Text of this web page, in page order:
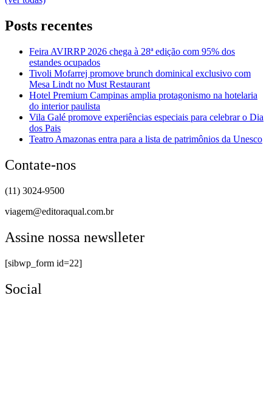
Posts recentes
Feira AVIRRP 2026 chega à 28ª edição com 95% dos
estandes ocupados
Tivoli Mofarrej promove brunch dominical exclusivo com
Mesa Lindt no Must Restaurant
Hotel Premium Campinas amplia protagonismo na hotelaria
do interior paulista
Vila Galé promove experiências especiais para celebrar o Dia
dos Pais
Teatro Amazonas entra para a lista de patrimônios da Unesco
Contate-nos
(11) 3024-9500
viagem@editoraqual.com.br
Assine nossa newslleter
[sibwp_form id=22]
Social